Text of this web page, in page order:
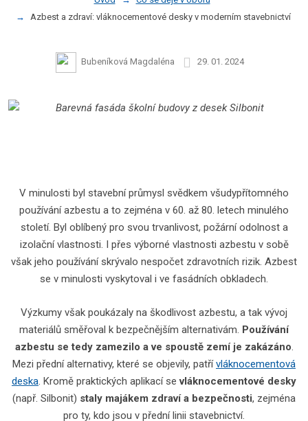
Azbest a zdraví: vláknocementové desky v moderním stavebnictví
Bubeníková Magdaléna 29. 01. 2024
V minulosti byl stavební průmysl svědkem všudypřítomného
používání azbestu a to zejména v 60. až 80. letech minulého
století. Byl oblíbený pro svou trvanlivost, požární odolnost a
izolační vlastnosti. I přes výborné vlastnosti azbestu v sobě
však jeho používání skrývalo nespočet zdravotních rizik. Azbest
se v minulosti vyskytoval i ve fasádních obkladech.
Výzkumy však poukázaly na škodlivost azbestu, a tak vývoj
materiálů směřoval k bezpečnějším alternativám. Používání
azbestu se tedy zamezilo a ve spoustě zemí je zakázáno.
Mezi přední alternativy, které se objevily, patřívláknocementová
deska. Kromě praktických aplikací sevláknocementové desky
(např. Silbonit) staly majákem zdraví a bezpečnosti, zejména
pro ty, kdo jsou v přední linii stavebnictví.